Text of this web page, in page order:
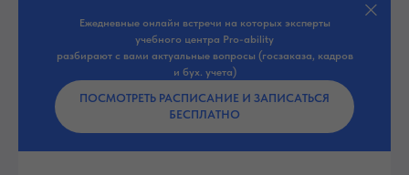
Ежедневные онлайн встречи на которых эксперты
учебного центра Pro-ability
разбирают с вами актуальные вопросы (госзаказа, кадров
и бух. учета)
ПОСМОТРЕТЬ РАСПИСАНИЕ И ЗАПИСАТЬСЯ
БЕСПЛАТНО